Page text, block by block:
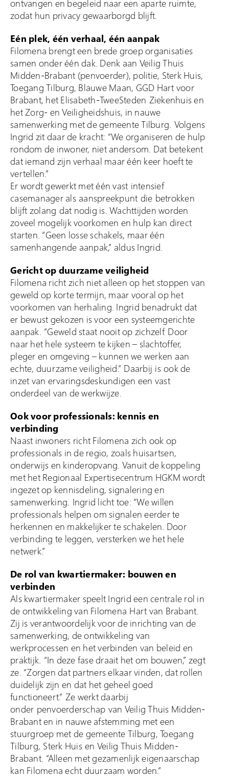
ontvangen en begeleid naar een aparte ruimte,
zodat hun privacy gewaarborgd blijft.
Eén plek, één verhaal, één aanpak
Filomena brengt een brede groep organisaties
samen onder één dak. Denk aan Veilig Thuis
Midden-Brabant (penvoerder), politie, Sterk Huis,
Toegang Tilburg, Blauwe Maan, GGD Hart voor
Brabant, het Elisabeth-TweeSteden Ziekenhuis en
het Zorg- en Veiligheidshuis, in nauwe
samenwerking met de gemeente Tilburg. Volgens
Ingrid zit daar de kracht: “We organiseren de hulp
rondom de inwoner, niet andersom. Dat betekent
dat iemand zijn verhaal maar één keer hoeft te
vertellen.”
Er wordt gewerkt met één vast intensief
casemanager als aanspreekpunt die betrokken
blijft zolang dat nodig is. Wachttijden worden
zoveel mogelijk voorkomen en hulp kan direct
starten. “Geen losse schakels, maar één
samenhangende aanpak,” aldus Ingrid.
Gericht op duurzame veiligheid
Filomena richt zich niet alleen op het stoppen van
geweld op korte termijn, maar vooral op het
voorkomen van herhaling. Ingrid benadrukt dat
er bewust gekozen is voor een systeemgerichte
aanpak. “Geweld staat nooit op zichzelf. Door
naar het hele systeem te kijken – slachtoffer,
pleger en omgeving – kunnen we werken aan
echte, duurzame veiligheid.” Daarbij is ook de
inzet van ervaringsdeskundigen een vast
onderdeel van de werkwijze.
Ook voor professionals: kennis en
verbinding
Naast inwoners richt Filomena zich ook op
professionals in de regio, zoals huisartsen,
onderwijs en kinderopvang. Vanuit de koppeling
met het Regionaal Expertisecentrum HGKM wordt
ingezet op kennisdeling, signalering en
samenwerking. Ingrid licht toe: “We willen
professionals helpen om signalen eerder te
herkennen en makkelijker te schakelen. Door
verbinding te leggen, versterken we het hele
netwerk.”
De rol van kwartiermaker: bouwen en
verbinden
Als kwartiermaker speelt Ingrid een centrale rol in
de ontwikkeling van Filomena Hart van Brabant.
Zij is verantwoordelijk voor de inrichting van de
samenwerking, de ontwikkeling van
werkprocessen en het verbinden van beleid en
praktijk. “In deze fase draait het om bouwen,” zegt
ze. “Zorgen dat partners elkaar vinden, dat rollen
duidelijk zijn en dat het geheel goed
functioneert.” Ze werkt daarbij
onder penvoerderschap van Veilig Thuis Midden-
Brabant en in nauwe afstemming met een
stuurgroep met de gemeente Tilburg, Toegang
Tilburg, Sterk Huis en Veilig Thuis Midden-
Brabant. “Alleen met gezamenlijk eigenaarschap
kan Filomena echt duurzaam worden.”